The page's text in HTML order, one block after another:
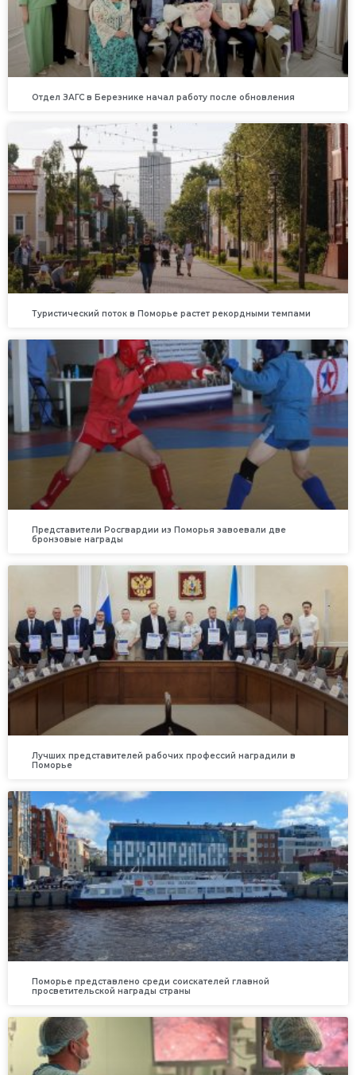
Отдел ЗАГС в Березнике начал работу после обновления
Туристический поток в Поморье растет рекордными темпами
Представители Росгвардии из Поморья завоевали две
бронзовые награды
Лучших представителей рабочих профессий наградили в
Поморье
Поморье представлено среди соискателей главной
просветительской награды страны